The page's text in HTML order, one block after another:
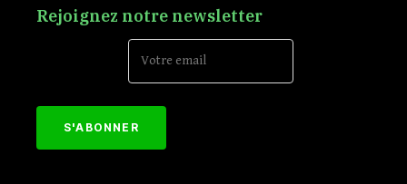
Rejoignez notre newsletter